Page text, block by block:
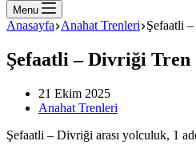
Menu
Anasayfa Anahat Trenleri Şefaatli
Şefaatli – Divriği Tren
21 Ekim 2025
Anahat Trenleri
Şefaatli – Divriği arası yolculuk, 1